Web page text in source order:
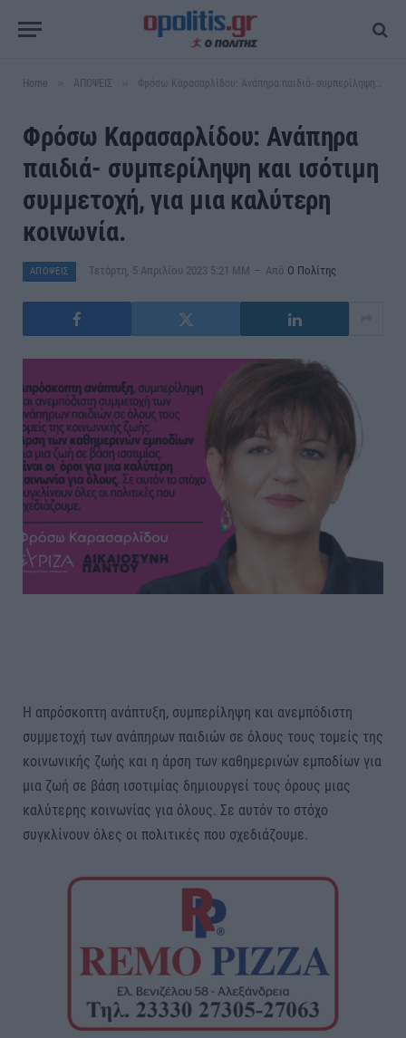
Home ΑΠΟΨΕΙΣ Φρόσω Καρασαρλίδου: Ανάπηρα παιδιά- συμπερίληψη και ισότιμη συμμετοχή, για μια καλύτερη κοινωνία.
Φρόσω Καρασαρλίδου: Ανάπηρα
παιδιά- συμπερίληψη και ισότιμη
συμμετοχή, για μια καλύτερη
κοινωνία.
ΑΠΟΨΕΙΣ Τετάρτη, 5 Απριλίου 2023 5:21 ΜΜ Από Ο Πολίτης
Η απρόσκοπτη ανάπτυξη, συμπερίληψη και ανεμπόδιστη
συμμετοχή των ανάπηρων παιδιών σε όλους τους τομείς της
κοινωνικής ζωής και η άρση των καθημερινών εμποδίων για
μια ζωή σε βάση ισοτιμίας δημιουργεί τους όρους μιας
καλύτερης κοινωνίας για όλους. Σε αυτόν το στόχο
συγκλίνουν όλες οι πολιτικές που σχεδιάζουμε.